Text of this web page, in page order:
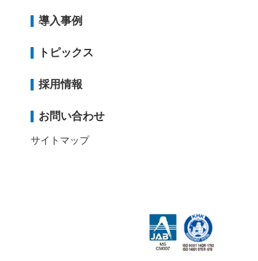
導入事例
トピックス
採用情報
お問い合わせ
サイトマップ